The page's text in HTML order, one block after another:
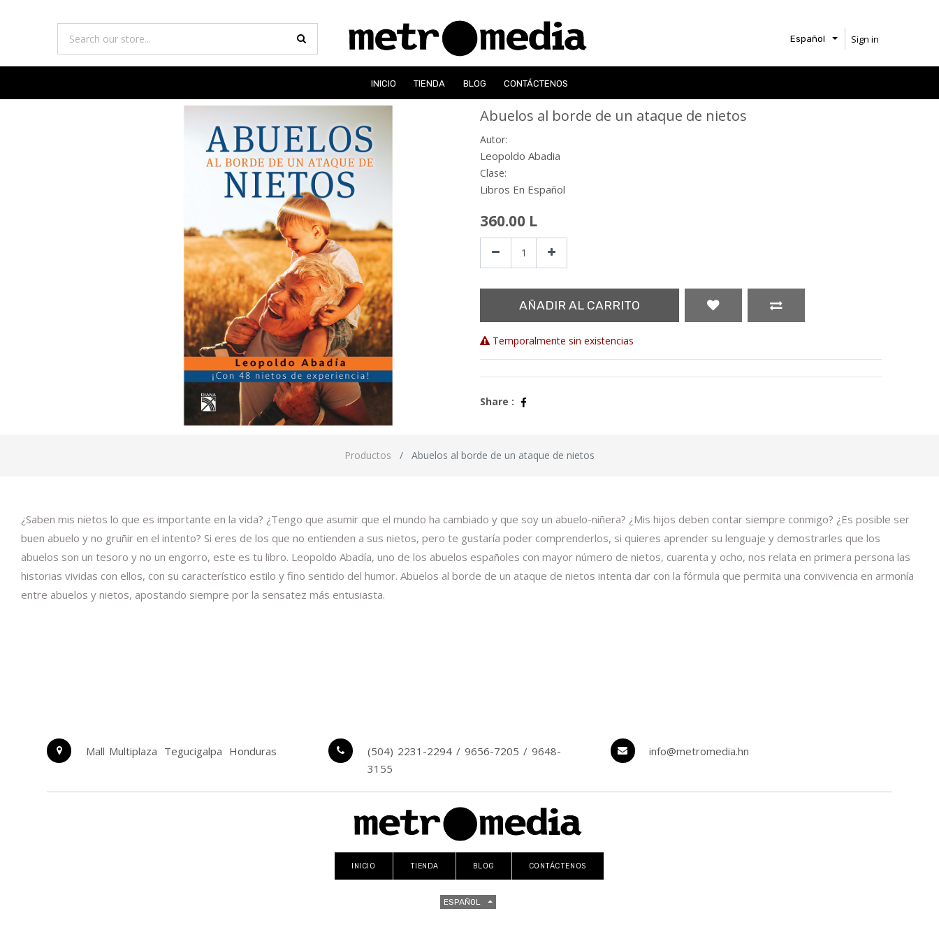
Español Sign in
INICIO TIENDA BLOG CONTÁCTENOS
Abuelos al borde de un ataque de nietos
Autor:
Leopoldo Abadia
Clase:
Libros En Español
360.00 L
AÑADIR AL CARRITO
Temporalmente sin existencias
Share :
Productos Abuelos al borde de un ataque de nietos
¿Saben mis nietos lo que es importante en la vida? ¿Tengo que asumir que el mundo ha cambiado y que soy un abuelo-niñera? ¿Mis hijos deben contar siempre conmigo? ¿Es posible ser
buen abuelo y no gruñir en el intento? Si eres de los que no entienden a sus nietos, pero te gustaría poder comprenderlos, si quieres aprender su lenguaje y demostrarles que los
abuelos son un tesoro y no un engorro, este es tu libro. Leopoldo Abadía, uno de los abuelos españoles con mayor número de nietos, cuarenta y ocho, nos relata en primera persona las
historias vividas con ellos, con su característico estilo y fino sentido del humor. Abuelos al borde de un ataque de nietos intenta dar con la fórmula que permita una convivencia en armonía
entre abuelos y nietos, apostando siempre por la sensatez más entusiasta.
Mall Multiplaza Tegucigalpa Honduras
(504) 2231-2294 / 9656-7205 / 9648-
3155
info@metromedia.hn
INICIO TIENDA BLOG CONTÁCTENOS
ESPAÑOL